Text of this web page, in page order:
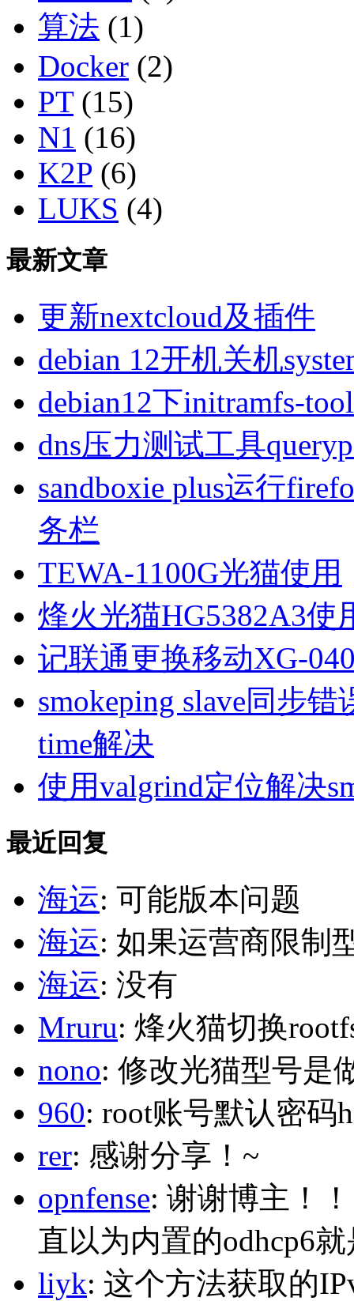
算法 (1)
Docker (2)
PT(15)
N1 (16)
K2P (6)
LUKS (4)
最新文章
更新nextcloud及插件
debian 12开机关机
debian12下initramfs-
dns压力测试工具
sandboxie plus运行
务栏
TEWA-1100G光猫使用
烽火光猫HG5382A3使
记联通更换移动XG-
smokeping slave同步错
time解决
使用valgrind定位解决
最近回复
海运: 可能版本问题
海运: 如果运营商限制
海运: 没有
Mruru: 烽火猫切换
nono: 修改光猫型号是
960: root账号默认密码
rer: 感谢分享！~
opnfense: 谢谢博主！
直以为内置的odhcp6
liyk: 这个方法获取的